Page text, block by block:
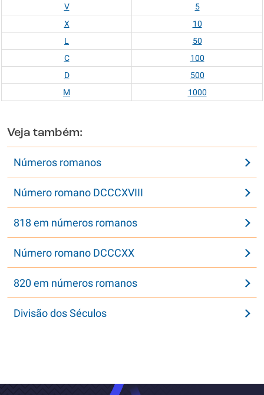
V
5
X
10
L
50
C
100
D
500
M
1000
Veja também:
Números romanos
Número romano DCCCXVIII
818 em números romanos
Número romano DCCCXX
820 em números romanos
Divisão dos Séculos